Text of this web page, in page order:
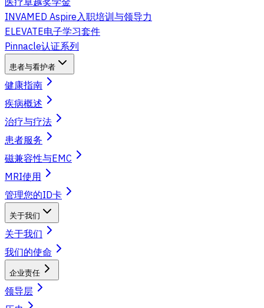
INVAMED Aspire入职培训与领导力
ELEVATE电子学习套件
Pinnacle认证系列
患者与看护者
健康指南
疾病概述
治疗与疗法
患者服务
磁兼容性与EMC
MRI使用
管理您的ID卡
关于我们
关于我们
我们的使命
企业责任
领导层